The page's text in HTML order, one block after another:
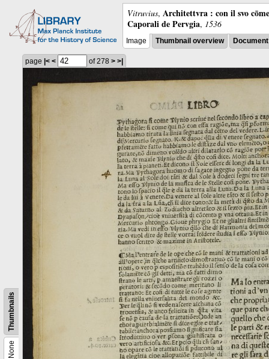
Vitruvius, Architettvra : con il svo
Caporali de Pervgia, 1536
Image Thumbnail overview
None
Thumbnails
page |< < of 278 > >|